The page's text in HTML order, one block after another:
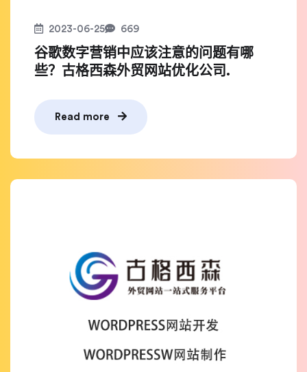
2023-06-25 669
谷歌数字营销中应该注意的问题有哪
些？古格西森外贸网站优化公司.
Read more